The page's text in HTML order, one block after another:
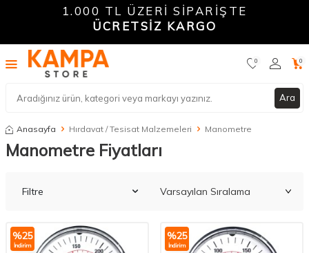
1.000 TL ÜZERİ SİPARİŞTE
ÜCRETSİZ KARGO
Ara
0 0
Anasayfa Hırdavat / Tesisat Malzemeleri Manometre
Manometre Fiyatları
Filtre
%25
İndirim
%25
İndirim